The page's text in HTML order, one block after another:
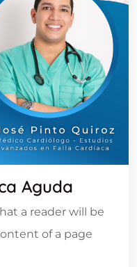
Aguda
a reader will be
of a page